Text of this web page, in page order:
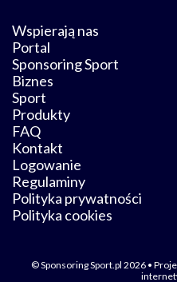
Wspierają nas
Portal
Sponsoring Sport
Biznes
Sport
Produkty
FAQ
Kontakt
Logowanie
Regulaminy
Polityka prywatności
Polityka cookies
© Sponsoring Sport.pl 2026 •